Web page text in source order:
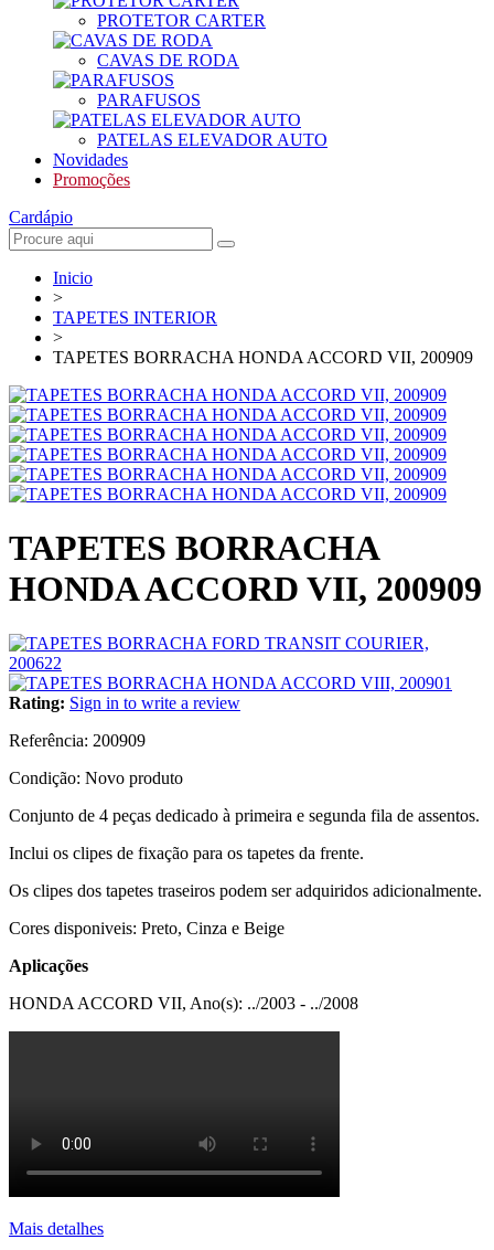
PROTETOR CARTER
CAVAS DE RODA
PARAFUSOS
PATELAS ELEVADOR AUTO
Novidades
Promoções
Cardápio
Inicio
>
TAPETES INTERIOR
>
TAPETES BORRACHA HONDA ACCORD VII, 200909
TAPETES BORRACHA
HONDA ACCORD VII, 200909
Rating: Sign in to write a review
Referência: 200909
Condição: Novo produto
Conjunto de 4 peças dedicado à primeira e segunda fila de assentos.
Inclui os clipes de fixação para os tapetes da frente.
Os clipes dos tapetes traseiros podem ser adquiridos adicionalmente.
Cores disponiveis: Preto, Cinza e Beige
Aplicações
HONDA ACCORD VII, Ano(s): ../2003 - ../2008
Mais detalhes